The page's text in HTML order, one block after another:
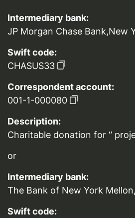
Intermediary bank:
JP Morgan Chase Bank,New
Swift code:
CHASUS33
Correspondent account:
001-1-000080
Description:
Charitable donation for ‘’
or
Intermediary bank:
The Bank of New York
Swift code: